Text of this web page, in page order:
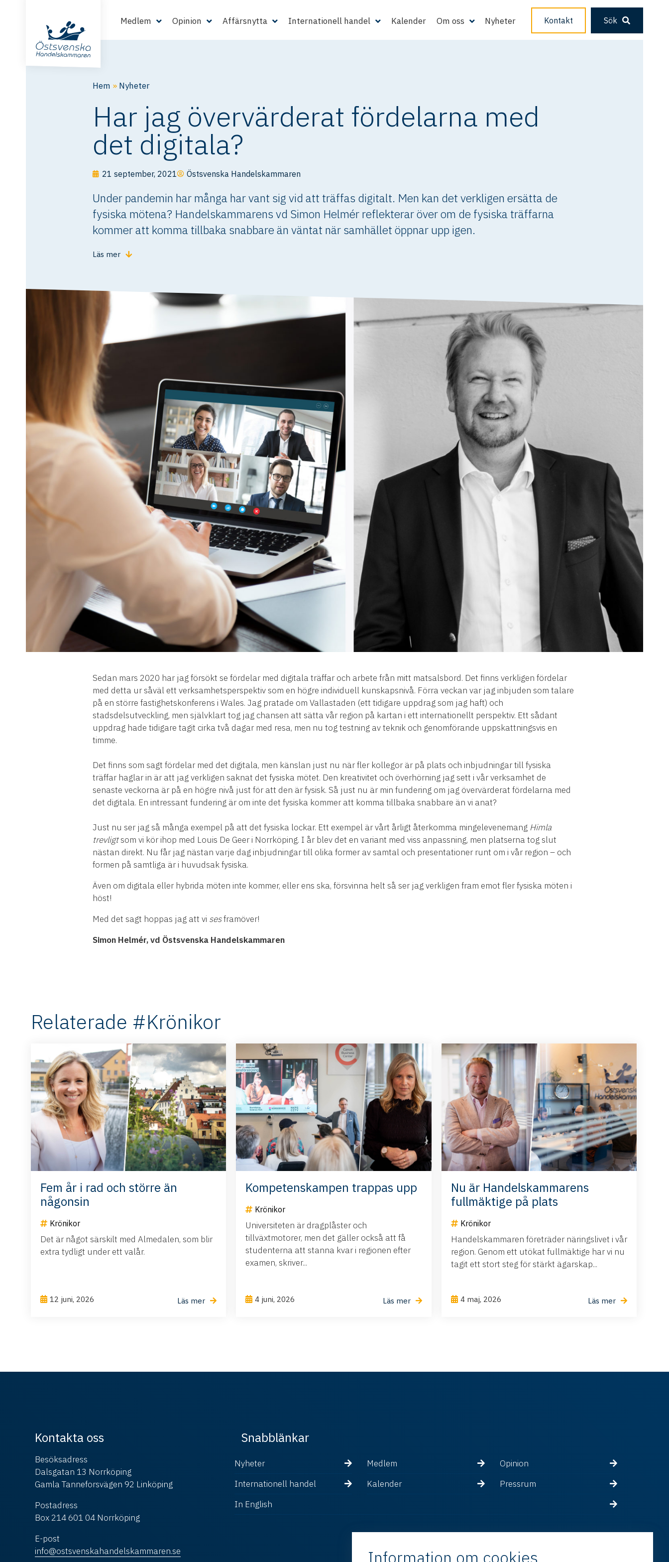
Medlem Opinion Affärsnytta Internationell handel Kalender Om oss Nyheter Kontakt Sök
Hem » Nyheter
Har jag övervärderat fördelarna med
det digitala?
21 september, 2021 Östsvenska Handelskammaren
Under pandemin har många har vant sig vid att träffas digitalt. Men kan det verkligen ersätta de
fysiska mötena? Handelskammarens vd Simon Helmér reflekterar över om de fysiska träffarna
kommer att komma tillbaka snabbare än väntat när samhället öppnar upp igen.
Läs mer
Sedan mars 2020 har jag försökt se fördelar med digitala träffar och arbete från mitt matsalsbord. Det finns verkligen fördelar
med detta ur såväl ett verksamhetsperspektiv som en högre individuell kunskapsnivå. Förra veckan var jag inbjuden som talare
på en större fastighetskonferens i Wales. Jag pratade om Vallastaden (ett tidigare uppdrag som jag haft) och
stadsdelsutveckling, men självklart tog jag chansen att sätta vår region på kartan i ett internationellt perspektiv. Ett sådant
uppdrag hade tidigare tagit cirka två dagar med resa, men nu tog testning av teknik och genomförande uppskattningsvis en
timme.
Det finns som sagt fördelar med det digitala, men känslan just nu när fler kollegor är på plats och inbjudningar till fysiska
träffar haglar in är att jag verkligen saknat det fysiska mötet. Den kreativitet och överhörning jag sett i vår verksamhet de
senaste veckorna är på en högre nivå just för att den är fysisk. Så just nu är min fundering om jag övervärderat fördelarna med
det digitala. En intressant fundering är om inte det fysiska kommer att komma tillbaka snabbare än vi anat?
Just nu ser jag så många exempel på att det fysiska lockar. Ett exempel är vårt årligt återkomma mingelevenemang Himla
trevligtsom vi kör ihop med Louis De Geer i Norrköping. I år blev det en variant med viss anpassning, men platserna tog slut
nästan direkt. Nu får jag nästan varje dag inbjudningar till olika former av samtal och presentationer runt om i vår region – och
formen på samtliga är i huvudsak fysiska.
Även om digitala eller hybrida möten inte kommer, eller ens ska, försvinna helt så ser jag verkligen fram emot fler fysiska möten i
höst!
Med det sagt hoppas jag att vi sesframöver!
Simon Helmér, vd Östsvenska Handelskammaren
Relaterade #Krönikor
Fem år i rad och större än
någonsin
Krönikor
Det är något särskilt med Almedalen, som blir
extra tydligt under ett valår.
12 juni, 2026 Läs mer
Kompetenskampen trappas upp
Krönikor
Universiteten är dragplåster och
tillväxtmotorer, men det gäller också att få
studenterna att stanna kvar i regionen efter
examen, skriver...
4 juni, 2026 Läs mer
Nu är Handelskammarens
fullmäktige på plats
Krönikor
Handelskammaren företräder näringslivet i vår
region. Genom ett utökat fullmäktige har vi nu
tagit ett stort steg för stärkt ägarskap...
4 maj, 2026 Läs mer
Kontakta oss
Besöksadress
Dalsgatan 13 Norrköping
Gamla Tanneforsvägen 92 Linköping
Postadress
Box 214 601 04 Norrköping
E-post
info@ostsvenskahandelskammaren.se
Snabblänkar
Nyheter Medlem
Opinion
Internationell handel
Kalender
Pressrum
In English
Information om cookies